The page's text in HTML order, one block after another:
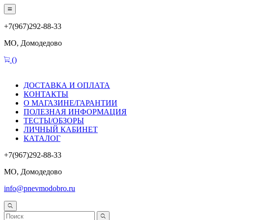
+7(967)292-88-33
МО, Домодедово
()
ДОСТАВКА И ОПЛАТА
КОНТАКТЫ
О МАГАЗИНЕ/ГАРАНТИИ
ПОЛЕЗНАЯ ИНФОРМАЦИЯ
ТЕСТЫ/ОБЗОРЫ
ЛИЧНЫЙ КАБИНЕТ
КАТАЛОГ
+7(967)292-88-33
МО, Домодедово
info@pnevmodobro.ru